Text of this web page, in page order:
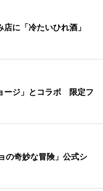
店に「冷たいひれ酒」
ージ」とコラボ 限定フ
の奇妙な冒険」公式シ